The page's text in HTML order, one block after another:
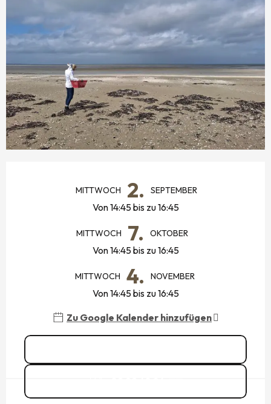
MITTWOCH 2. SEPTEMBER
Von 14:45 bis zu 16:45
MITTWOCH 7. OKTOBER
Von 14:45 bis zu 16:45
MITTWOCH 4. NOVEMBER
Von 14:45 bis zu 16:45
Zu Google Kalender hinzufügen